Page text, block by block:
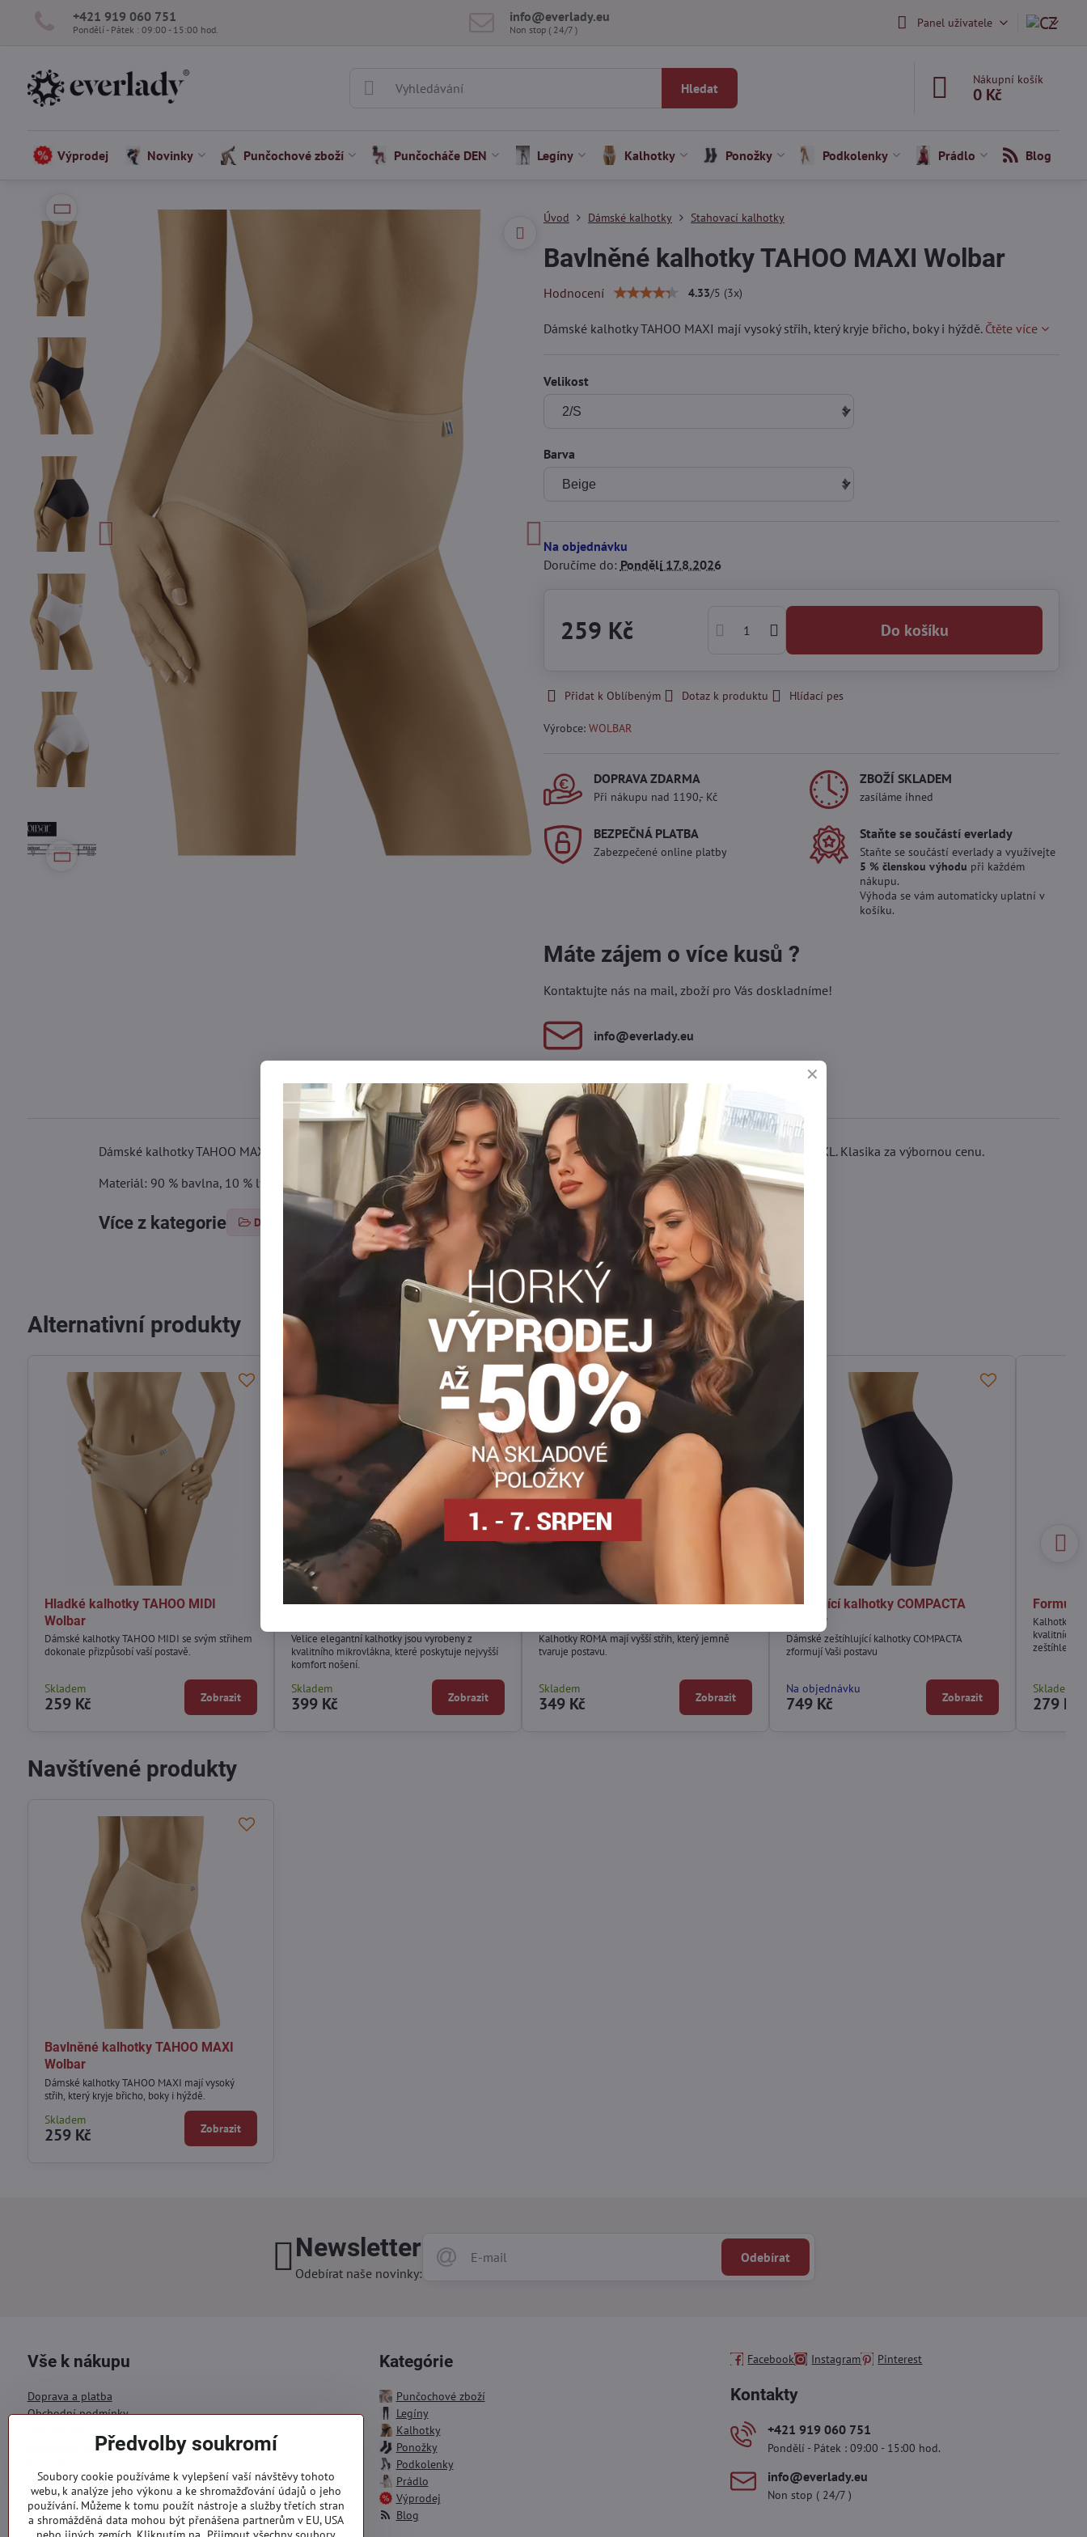
+421 919 060 751
Pondělí - Pátek : 09:00 - 15:00 hod.
info​@everlady​.eu
Non stop ( 24/7 ) Panel uživatele
Hledat
Nákupní košík
0 Kč
Výprodej Novinky Punčochové zboží Punčocháče DEN Legíny Kalhotky Ponožky Podkolenky Prádlo Blog
Úvod Dámské kalhotky Stahovací kalhotky
Bavlněné kalhotky TAHOO MAXI Wolbar
Hodnocení 4.33/5 (3x)
Dámské kalhotky TAHOO MAXI mají vysoký střih, který kryje břicho, boky i hýždě. Čtěte více
Velikost
Barva
Na objednávku
Doručíme do: Pondělí17.8.2026
259 Kč Do košíku
Přidat k Oblíbeným Dotaz k produktu Hlídací pes
Výrobce: WOLBAR
DOPRAVA ZDARMA
Při nákupu nad 1190,- Kč
ZBOŽÍ SKLADEM
zasíláme ihned
BEZPEČNÁ PLATBA
Zabezpečené online platby
Staňte se součástí everlady
Staňte se součástí everlady a využívejte
5 % členskou výhodu při každém
nákupu.
Výhoda se vám automaticky uplatní v
košíku.
Máte zájem o více kusů ?
Kontaktujte nás na mail, zboží pro Vás doskladníme!
info​@everlady​.eu
Popis Recenze Diskuse
Dámské kalhotky TAHOO MAXI mají vysoký střih, který kryje břicho, boky i hýždě. Tento model naleznete také ve velikostech 2XL a 3XL. Klasika za výbornou cenu.
Materiál: 90 % bavlna, 10 % lycra
Více z kategorie Dámské kalhotky Stahovací kalhotky Plus size nohavičky xl/xxl Plus size nohavičky xl/xxl
FacebookTwitterBlueskyPinterestRedditLinkedIn WhatsApp
E-
mail
Alternativní produkty
Hladké kalhotky TAHOO MIDI
Wolbar
Dámské kalhotky TAHOO MIDI se svým střihem
dokonale přizpůsobí vaší postavě.
Skladem
259 Kč Zobrazit
Luxusní krajkové kalhotky BAHA
Velice elegantní kalhotky jsou vyrobeny z
kvalitního mikrovlákna, které poskytuje nejvyšší
komfort nošení.
Skladem
399 Kč Zobrazit
Formující kalhotky ROMA MAXI
Kalhotky ROMA mají vyšší střih, který jemně
tvaruje postavu.
Skladem
349 Kč Zobrazit
Formující kalhotky COMPACTA
Wolbar
Dámské zeštíhlující kalhotky COMPACTA
zformují Vaši postavu
Na objednávku
749 Kč Zobrazit
Kalhotky
kvalitních
zeštíhlení
Skladem
279 Kč
Navštívené produkty
Bavlněné kalhotky TAHOO MAXI
Wolbar
Dámské kalhotky TAHOO MAXI mají vysoký
střih, který kryje břicho, boky i hýždě.
Skladem
259 Kč Zobrazit
Newsletter
Odebírat naše novinky:
Odebírat
Vše k nákupu
Doprava a platba
Obchodní podmínky
Reklamační formulář
Objednávky
Kategórie
Punčochové zboží
Legíny
Kalhotky
Ponožky
Podkolenky
Prádlo
Výprodej
Blog
Facebook Instagram Pinterest
Kontakty
+421 919 060 751
Pondělí - Pátek : 09:00 - 15:00 hod.
info​@everlady​.eu
Non stop ( 24/7 )
Předvolby soukromí
Soubory cookie používáme k vylepšení vaší návštěvy tohoto
webu, k analýze jeho výkonu a ke shromažďování údajů o jeho
používání. Můžeme k tomu použít nástroje a služby třetích stran
a shromážděná data mohou být přenášena partnerům v EU, USA